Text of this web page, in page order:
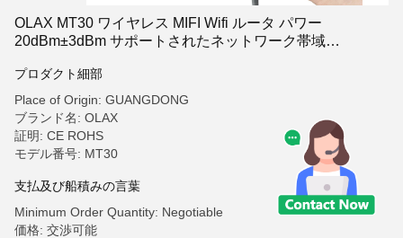
OLAX MT30 ワイヤレス MIFI Wifi ルータ パワー
20dBm±3dBm サポートされたネットワーク帯域
プロダクト細部
Place of Origin: GUANGDONG
ブランド名: OLAX
証明: CE ROHS
モデル番号: MT30
支払及び船積みの言葉
Minimum Order Quantity: Negotiable
価格: 交渉可能